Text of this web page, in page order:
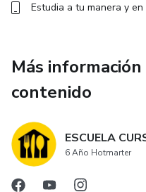
Estudia a tu manera y
Más
contenido
ESCUELA
6 Año Hotmarter